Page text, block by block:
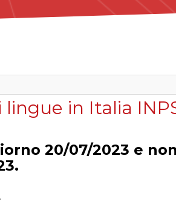
in Italia
20/07/2023 e non